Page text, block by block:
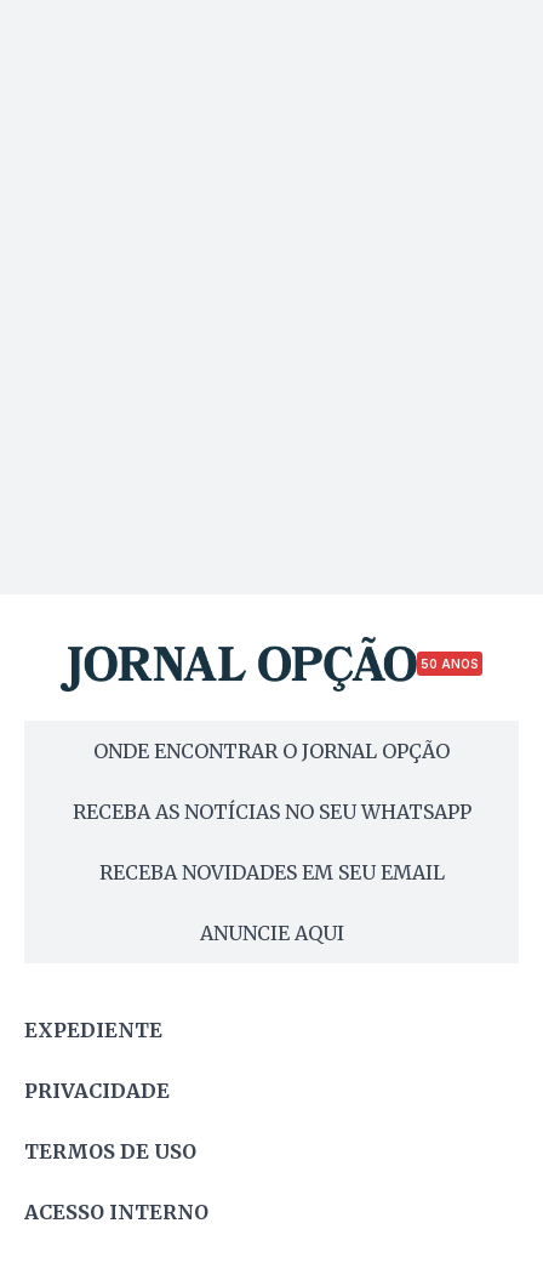
50 ANOS
ONDE ENCONTRAR O JORNAL OPÇÃO
RECEBA AS NOTÍCIAS NO SEU WHATSAPP
RECEBA NOVIDADES EM SEU EMAIL
ANUNCIE AQUI
EXPEDIENTE
PRIVACIDADE
TERMOS DE USO
ACESSO INTERNO